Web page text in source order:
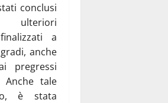
conclusi
a
anche
pregressi
Anche tale
è stata